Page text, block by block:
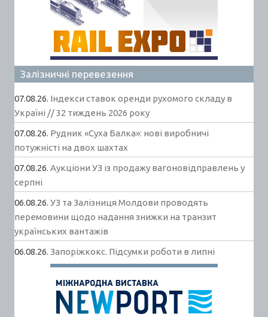
Залізничні перевезення
07.08.26. Індекси ставок оренди рухомого складу в
Україні // 32 тиждень 2026 року
07.08.26. Рудник «Суха Балка»: нові виробничі
потужністі на двох шахтах
07.08.26. Аукціони УЗ із продажу вагоновідправлень у
серпні
06.08.26. УЗ та Залізниця Молдови проводять
перемовини щодо надання знижки на транзит
українських вантажів
06.08.26. Запоріжкокс. Підсумки роботи в липні